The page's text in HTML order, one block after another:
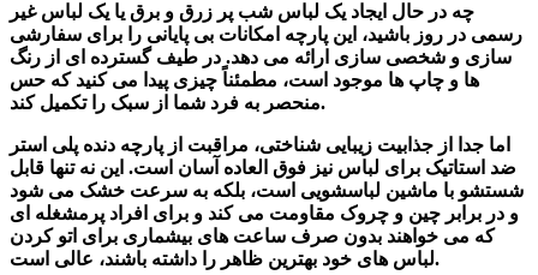
چه در حال ایجاد یک لباس شب پر زرق و برق یا یک لباس غیر
رسمی در روز باشید، این پارچه امکانات بی پایانی را برای سفارشی
سازی و شخصی سازی ارائه می دهد. در طیف گسترده ای از رنگ
ها و چاپ ها موجود است، مطمئناً چیزی پیدا می کنید که حس
منحصر به فرد شما از سبک را تکمیل کند.
اما جدا از جذابیت زیبایی شناختی، مراقبت از پارچه دنده پلی استر
ضد استاتیک برای لباس نیز فوق العاده آسان است. این نه تنها قابل
شستشو با ماشین لباسشویی است، بلکه به سرعت خشک می شود
و در برابر چین و چروک مقاومت می کند و برای افراد پرمشغله ای
که می خواهند بدون صرف ساعت های بیشماری برای اتو کردن
لباس های خود بهترین ظاهر را داشته باشند، عالی است.